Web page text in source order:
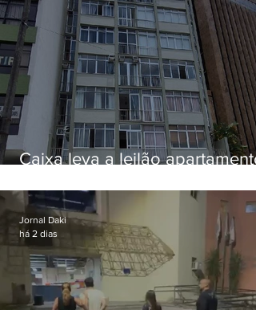
Caixa leva a leilão apartamento
Botafogo
Jornal Daki
há 2 dias